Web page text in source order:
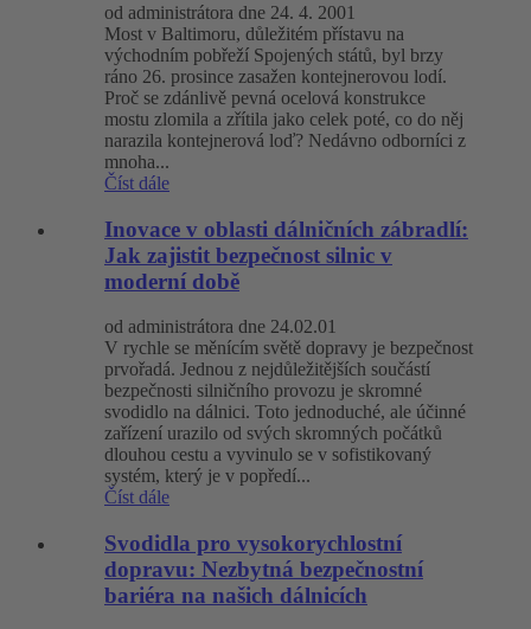
od administrátora dne 24. 4. 2001
Most v Baltimoru, důležitém přístavu na
východním pobřeží Spojených států, byl brzy
ráno 26. prosince zasažen kontejnerovou lodí.
Proč se zdánlivě pevná ocelová konstrukce
mostu zlomila a zřítila jako celek poté, co do něj
narazila kontejnerová loď? Nedávno odborníci z
mnoha...
Číst dále
Inovace v oblasti dálničních zábradlí:
Jak zajistit bezpečnost silnic v
moderní době
od administrátora dne 24.02.01
V rychle se měnícím světě dopravy je bezpečnost
prvořadá. Jednou z nejdůležitějších součástí
bezpečnosti silničního provozu je skromné ​​
svodidlo na dálnici. Toto jednoduché, ale účinné
zařízení urazilo od svých skromných počátků
dlouhou cestu a vyvinulo se v sofistikovaný
systém, který je v popředí...
Číst dále
Svodidla pro vysokorychlostní
dopravu: Nezbytná bezpečnostní
bariéra na našich dálnicích